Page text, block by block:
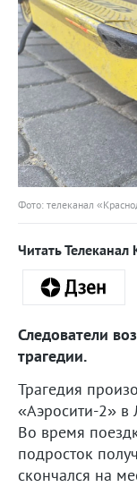
Фото: телеканал
Читать Телеканал
Следователи
трагедии.
Трагедия
«Аэросити-2» в
Во время
подросток
скончался на